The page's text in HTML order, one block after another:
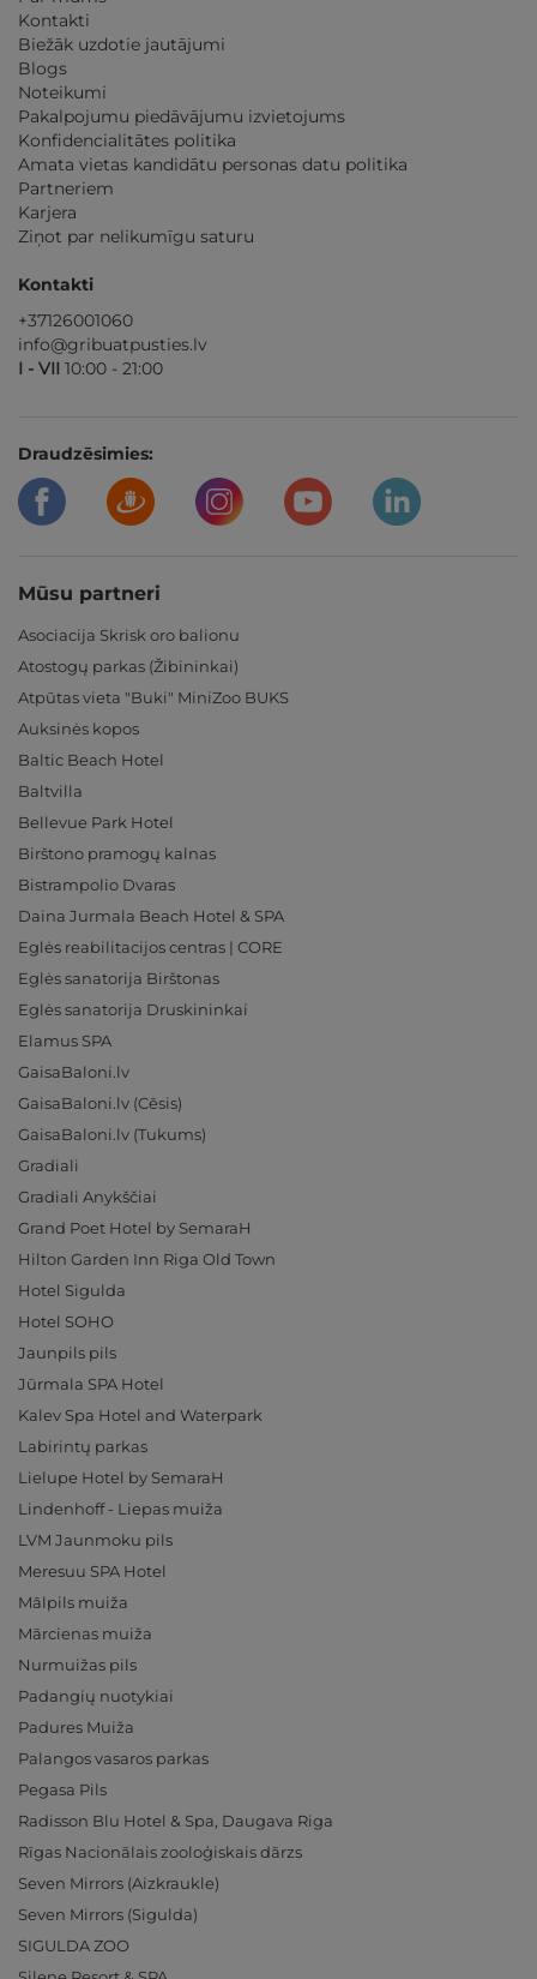
Kontakti
Biežāk uzdotie jautājumi
Blogs
Noteikumi
Pakalpojumu piedāvājumu izvietojums
Konfidencialitātes politika
Amata vietas kandidātu personas datu politika
Partneriem
Karjera
Ziņot par nelikumīgu saturu
Kontakti
+37126001060
info@gribuatpusties.lv
I - VII 10:00 - 21:00
Draudzēsimies:
Mūsu partneri
Asociacija Skrisk oro balionu
Atostogų parkas (Žibininkai)
Atpūtas vieta "Buki" MiniZoo BUKS
Auksinės kopos
Baltic Beach Hotel
Baltvilla
Bellevue Park Hotel
Birštono pramogų kalnas
Bistrampolio Dvaras
Daina Jurmala Beach Hotel & SPA
Eglės reabilitacijos centras | CORE
Eglės sanatorija Birštonas
Eglės sanatorija Druskininkai
Elamus SPA
GaisaBaloni.lv
GaisaBaloni.lv (Cēsis)
GaisaBaloni.lv (Tukums)
Gradiali
Gradiali Anykščiai
Grand Poet Hotel by SemaraH
Hilton Garden Inn Riga Old Town
Hotel Sigulda
Hotel SOHO
Jaunpils pils
Jūrmala SPA Hotel
Kalev Spa Hotel and Waterpark
Labirintų parkas
Lielupe Hotel by SemaraH
Lindenhoff - Liepas muiža
LVM Jaunmoku pils
Meresuu SPA Hotel
Mālpils muiža
Mārcienas muiža
Nurmuižas pils
Padangių nuotykiai
Padures Muiža
Palangos vasaros parkas
Pegasa Pils
Radisson Blu Hotel & Spa, Daugava Riga
Rīgas Nacionālais zooloģiskais dārzs
Seven Mirrors (Aizkraukle)
Seven Mirrors (Sigulda)
SIGULDA ZOO